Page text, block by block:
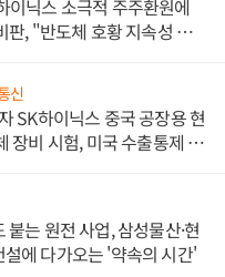
이닉스 소극적 주주환원에
판, "반도체 호황 지속성 의
신
SK하이닉스 중국 공장용 현
장비 시험, 미국 수출통제 대
는 원전 사업, 삼성물산·현
설에 다가오는 '약속의 시간'